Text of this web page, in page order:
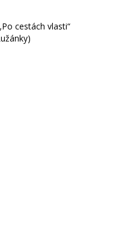
cestách vlasti“